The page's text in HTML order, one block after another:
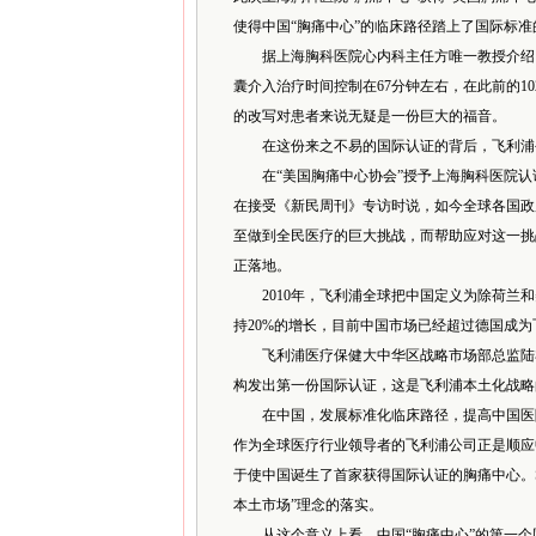
使得中国“胸痛中心”的临床路径踏上了国际标
据上海胸科医院心内科主任方唯一教授介绍
囊介入治疗时间控制在67分钟左右，在此前的
的改写对患者来说无疑是一份巨大的福音。
在这份来之不易的国际认证的背后，飞利浦
在“美国胸痛中心协会”授予上海胸科医院认
在接受《新民周刊》专访时说，如今全球各国
至做到全民医疗的巨大挑战，而帮助应对这一
正落地。
2010年，飞利浦全球把中国定义为除荷兰和
持20%的增长，目前中国市场已经超过德国成
飞利浦医疗保健大中华区战略市场部总监陆
构发出第一份国际认证，这是飞利浦本土化战
在中国，发展标准化临床路径，提高中国医
作为全球医疗行业领导者的飞利浦公司正是顺
于使中国诞生了首家获得国际认证的胸痛中心
本土市场”理念的落实。